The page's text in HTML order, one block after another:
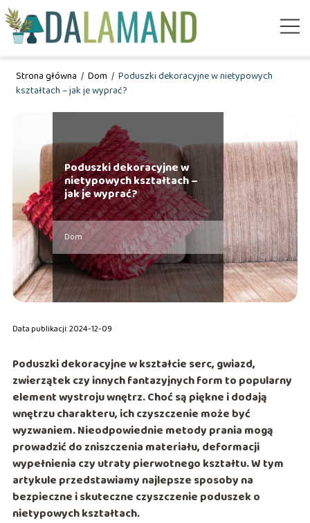
Strona główna / Dom / Poduszki dekoracyjne w nietypowych
kształtach – jak je wyprać?
Poduszki dekoracyjne w
nietypowych kształtach –
jak je wyprać?
Dom
Data publikacji: 2024-12-09
Poduszki dekoracyjne w kształcie serc, gwiazd,
zwierzątek czy innych fantazyjnych form to popularny
element wystroju wnętrz. Choć są piękne i dodają
wnętrzu charakteru, ich czyszczenie może być
wyzwaniem. Nieodpowiednie metody prania mogą
prowadzić do zniszczenia materiału, deformacji
wypełnienia czy utraty pierwotnego kształtu. W tym
artykule przedstawiamy najlepsze sposoby na
bezpieczne i skuteczne czyszczenie poduszek o
nietypowych kształtach.